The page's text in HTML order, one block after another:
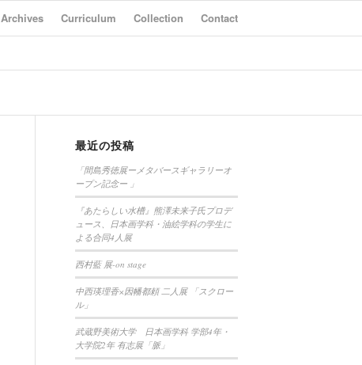
Archives Curriculum Collection Contact
最近の投稿
「間島秀徳展ーメタバースギャラリーオ
ープン記念ー 」
『あたらしい水槽』熊澤未来子氏プロデ
ュース、日本画学科・油絵学科の学生に
よる合同4人展
西村藍 展-on stage
中西瑛理香×因幡都頼 二人展 「スクロー
ル」
武蔵野美術大学 日本画学科 学部4年・
大学院2年 有志展「脈」